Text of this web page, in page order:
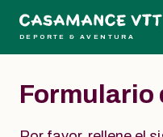
DEPORTE & AVENTURA
Formulario